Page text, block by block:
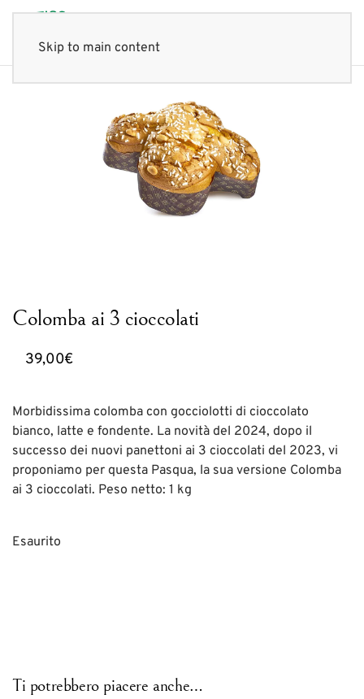
Skip to main content
Colomba ai 3 cioccolati
39,00€
Morbidissima colomba con gocciolotti di cioccolato
bianco, latte e fondente. La novità del 2024, dopo il
successo dei nuovi panettoni ai 3 cioccolati del 2023, vi
proponiamo per questa Pasqua, la sua versione Colomba
ai 3 cioccolati. Peso netto: 1 kg
Esaurito
Ti potrebbero piacere anche…